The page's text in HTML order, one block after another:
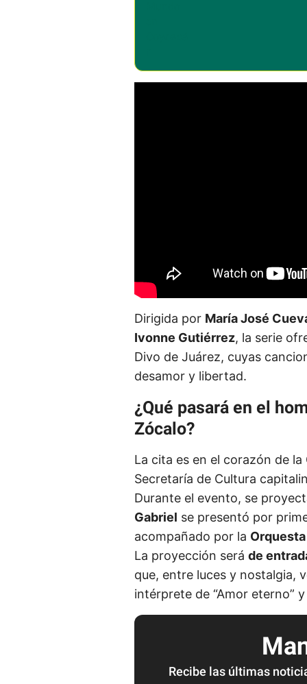
Dirigida por María José
Ivonne Gutiérrez, la serie
Divo de Juárez, cuyas
desamor y libertad.
¿Qué pasará en el
Zócalo?
La cita es en el corazón de
Secretaría de Cultura
Durante el evento, se
Gabriel se presentó por
acompañado por la
La proyección será de
que, entre luces y nostalgia,
intérprete de “Amor eterno” y
Recibe las últimas